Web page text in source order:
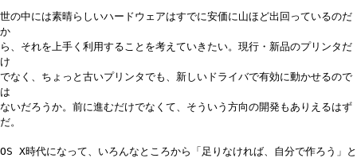
世の中には素晴らしいハードウェアはすでに安価に山ほど出回っているのだ
か
ら、それを上手く利用することを考えていきたい。現行・新品のプリンタだ
け
でなく、ちょっと古いプリンタでも、新しいドライバで有効に動かせるので
は
ないだろうか。前に進むだけでなくて、そういう方向の開発もありえるはず
だ。
OS X時代になって、いろんなところから「足りなければ、自分で作ろう」と